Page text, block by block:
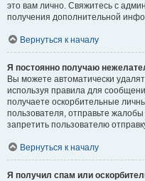
это вам лично. Свяжитесь с
получения дополнительной
Вернуться к началу
Я постоянно получаю
Вы можете автоматически
используя правила для
получаете оскорбительные
пользователя, отправьте
запретить пользователю
Вернуться к началу
Я получил спам или